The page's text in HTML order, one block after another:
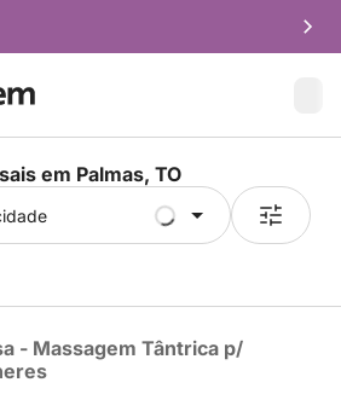
em Palmas, TO
- Massagem Tântrica p/